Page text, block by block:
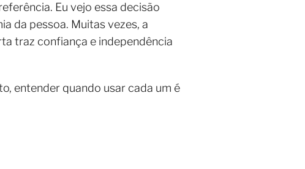
Eu vejo essa decisão
da pessoa. Muitas vezes, a
traz confiança e independência
entender quando usar cada um é